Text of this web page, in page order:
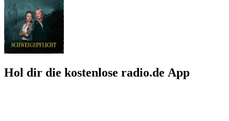
Hol dir die kostenlose radio.de App